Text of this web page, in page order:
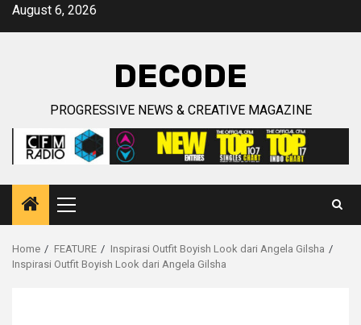
SkipAugust 6, 2026
DECODE
PROGRESSIVE NEWS & CREATIVE MAGAZINE
Primary
Menu
Home FEATURE
Inspirasi Outfit Boyish Look dari Angela Gilsha
Inspirasi Outfit Boyish Look dari Angela Gilsha